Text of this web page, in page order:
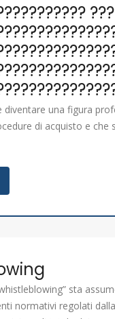
diventare una figura
di acquisto e che
sta
normativi regolati